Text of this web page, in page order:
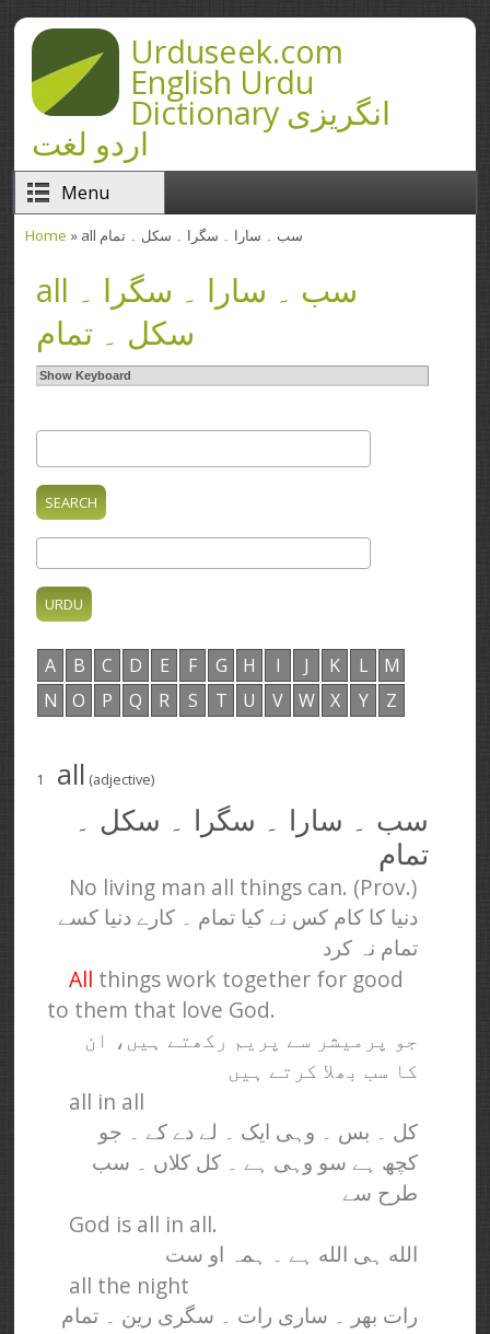
Skip to main contentUrduseek.com
English Urdu
Dictionary انگریزی
اردو لغت
Menu
Home » all سب ۔ سارا ۔ سگرا ۔ سکل ۔ تمام
all سب ۔ سارا ۔ سگرا ۔
سکل ۔ تمام
Show Keyboard
A B C D E F G H I J K L
M
N
O P Q R S T U V W X Y Z
1 all (adjective)
سب ۔ سارا ۔ سگرا ۔ سکل ۔
تمام
No living man all things can. (Prov.)
دنیا کا کام کس نے کیا تمام ۔ کارے دنیا کسے
تمام نہ کرد
All things work together for good
to them that love God.
جو پرمیشر سے پریم رکھتے ہیں، ان
کا سب بھلا کرتے ہیں
all in all
کل ۔ بس ۔ وہی ایک ۔ لے دے کے ۔ جو
کچھ ہے سو وہی ہے ۔ کل کلاں ۔ سب
طرح سے
God is all in all.
الله ہی الله ہے ۔ ہمہ او ست
all the night
رات بھر ۔ ساری رات ۔ سگری رین ۔ تمام